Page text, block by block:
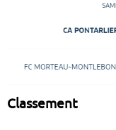
Classement